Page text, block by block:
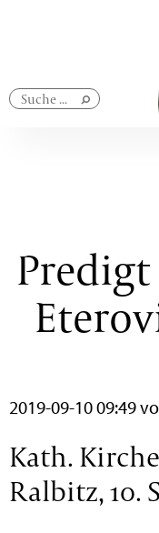
2019-09-10 09:49
Kath.
Ralbitz, 10.